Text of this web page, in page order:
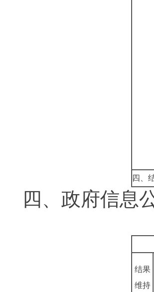
四、
四、政府信息
结果
维持